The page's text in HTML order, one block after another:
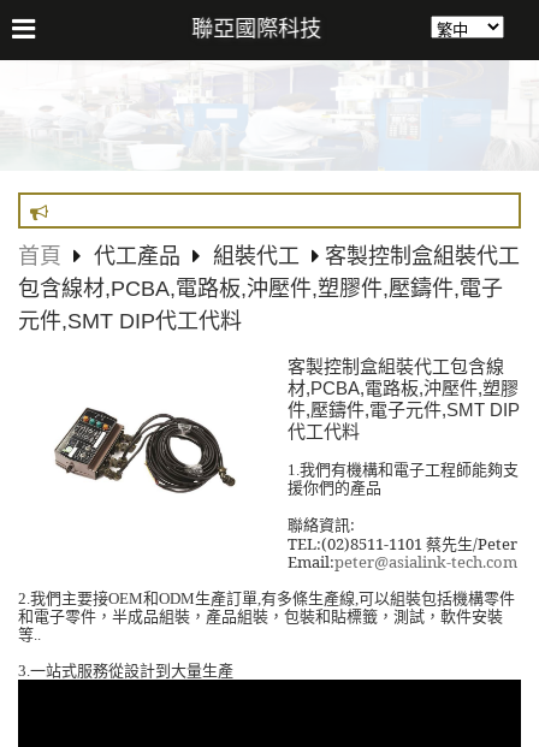
聯亞國際科技
首頁 代工產品 組裝代工
客製控制盒組裝代工
包含線材,PCBA,電路板,沖壓件,塑膠件,壓鑄件,電子
元件,SMT DIP代工代料
客製控制盒組裝代工包含線
材,PCBA,電路板,沖壓件,塑膠
件,壓鑄件,電子元件,SMT DIP
代工代料
1. 我們有機構和電子工程師能夠支
援你們的產品
聯絡資訊:
TEL:(02)8511-1101蔡先生/Peter
Email:peter@asialink-tech.com
2. 我們主要接OEM和ODM生產訂單有多條生產線 可以組裝包括機構零件
和電子零件，半成品組裝，產品組裝，包裝和貼標籤，測試，軟件安裝
等
3. 一站式服務從設計到大量生產